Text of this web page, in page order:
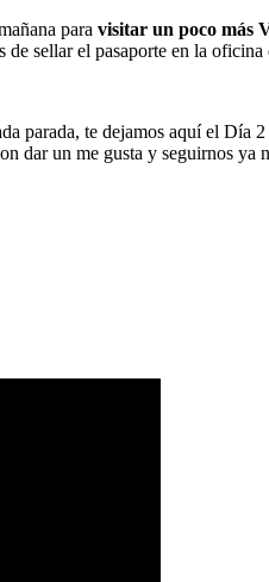
para visitar un poco más
sellar el pasaporte en la
parada, te dejamos aquí el
dar un me gusta y seguirnos ya